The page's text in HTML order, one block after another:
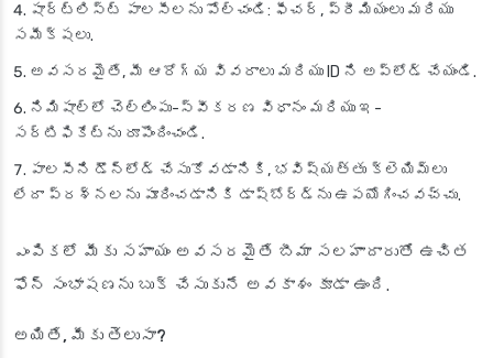
షార్ట్‌లిస్ట్ పాలసీలను పోల్చండి: ఫీచర్, ప్రీమియంలు మరియు
సమీక్షలు.
అవసరమైతే, మీ ఆరోగ్య వివరాలు మరియు ID ని అప్‌లోడ్ చేయండి.
నిమిషాల్లో చెల్లింపు-స్వీకరణ విధానం మరియు ఇ-
సర్టిఫికేట్‌ను రూపొందించండి.
పాలసీని డౌన్‌లోడ్ చేసుకోవడానికి, భవిష్యత్తు క్లెయిమ్‌లు
లేదా ప్రశ్నలను పూరించడానికి డాష్‌బోర్డ్‌ను ఉపయోగించవచ్చు.
ఎంపికలో మీకు సహాయం అవసరమైతే బీమా సలహాదారుతో ఉచిత
ఫోన్ సంభాషణను బుక్ చేసుకునే అవకాశం కూడా ఉంది.
అయితే, మీకు తెలుసా?